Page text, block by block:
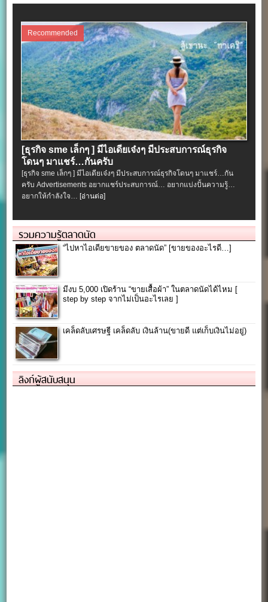
Recommended
[ธุรกิจ sme เล็กๆ ] มีไอเดียเจ๋งๆ มีประสบการณ์ธุรกิจ
โดนๆ มาแชร์…กันครับ
[ธุรกิจ sme เล็กๆ ] มีไอเดียเจ๋งๆ มีประสบการณ์ธุรกิจโดนๆ มาแชร์…กัน
ครับ Advertisements อยากแชร์ประสบการณ์… อยากแบ่งปั้นความรู้…
อยากให้กำลังใจ…[อ่านต่อ]
รวมความรู้ตลาดนัด
“ไปหาไอเดียขายของ ตลาดนัด” [ขายของอะไรดี…]
มีงบ 5,000 เปิดร้าน “ขายเสื้อผ้า” ในตลาดนัดได้ไหม [
step by step จากไม่เป็นอะไรเลย ]
เคล็ดลับเศรษฐี เคล็ดลับ เงินล้าน(ขายดี แต่เก็บเงินไม่อยู่)
ลิงก์ผู้สนับสนุน